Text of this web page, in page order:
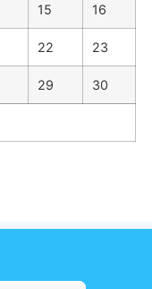
15 16
22 23
29 30